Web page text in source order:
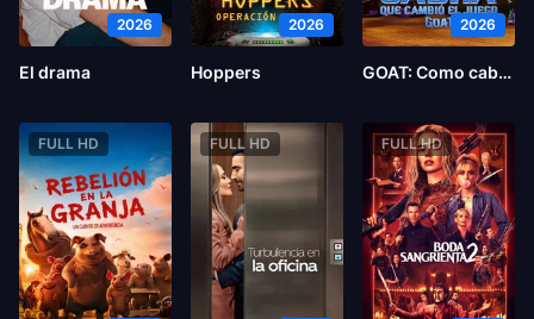
2026
El drama
2026
Hoppers
2026
GOAT: Como cabras
FULL HD FULL HD FULL HD